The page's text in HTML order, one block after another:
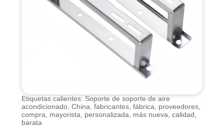
Etiquetas calientes: Soporte de soporte de aire
acondicionado, China, fabricantes, fábrica, proveedores,
compra, mayorista, personalizada, más nueva, calidad,
barata